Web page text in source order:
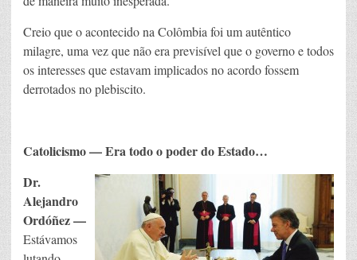
Creio que o acontecido na Colômbia foi um autêntico
milagre, uma vez que não era previsível que o governo e todos
os interesses que estavam implicados no acordo fossem
derrotados no plebiscito.
Catolicismo — Era todo o poder do Estado…
Dr.
Alejandro
Ordóñez —
Estávamos